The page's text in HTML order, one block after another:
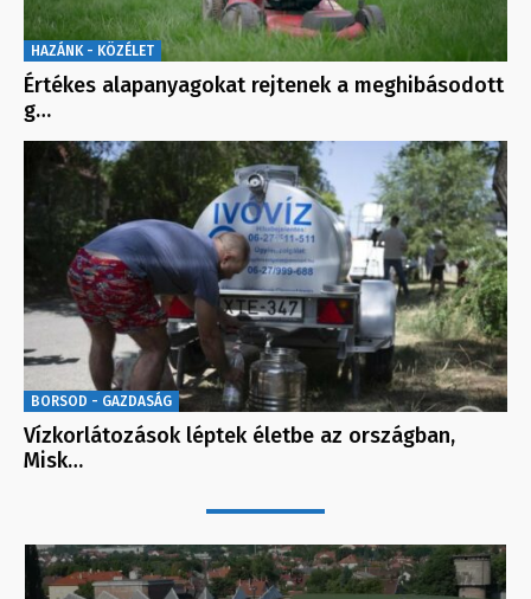
HAZÁNK - KÖZÉLET
Értékes alapanyagokat rejtenek a meghibásodott
g…
BORSOD - GAZDASÁG
Vízkorlátozások léptek életbe az országban,
Misk…